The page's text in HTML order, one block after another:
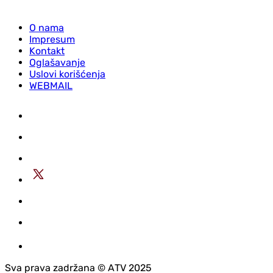
O nama
Impresum
Kontakt
Oglašavanje
Uslovi korišćenja
WEBMAIL
Sva prava zadržana © АTV 2025